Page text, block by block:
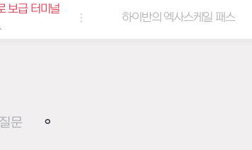
보급 터미널
하이반의 엑사스케일 패스
문